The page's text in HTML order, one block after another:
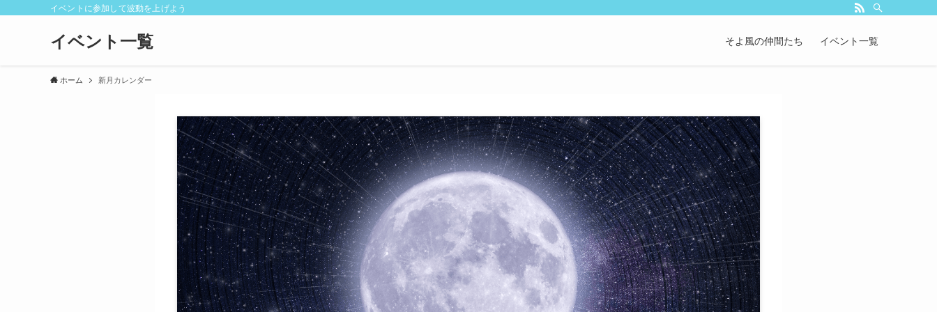
イベントに参加して波動を上げよう
イベント一覧 そよ風の仲間たち イベント一覧
ホーム 新月カレンダー